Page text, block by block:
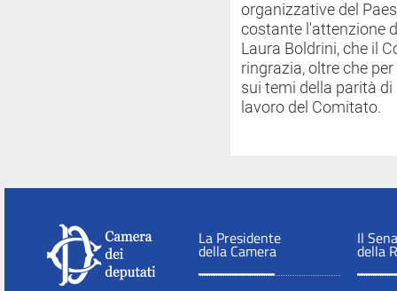
organizzative del
costante l'attenzione
Laura Boldrini, che il
ringrazia, oltre che
sui temi della parità di
lavoro del Comitato.
La Presidente
della Camera
Il
della